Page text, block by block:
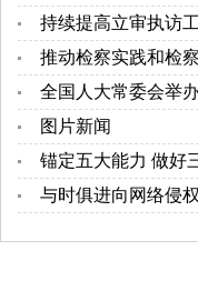
持续提高立审执访
推动检察实践和检
全国人大常委会举
图片新闻
锚定五大能力 做好
与时俱进向网络侵